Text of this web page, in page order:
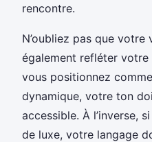
rencontre.
N’oubliez pas que
également refléter
vous positionnez
dynamique, votre ton
accessible. À l’inverse,
de luxe, votre langage